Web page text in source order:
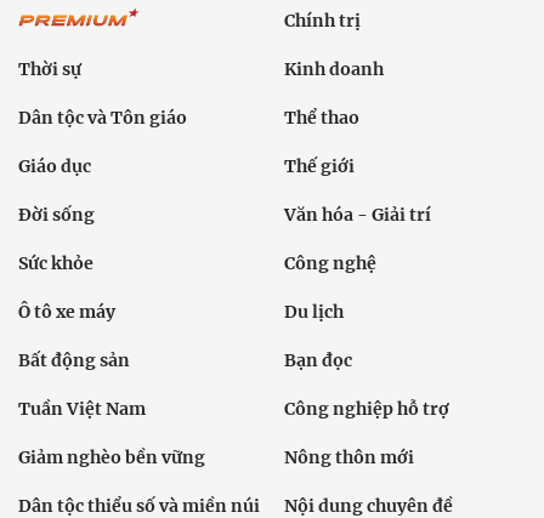
Chính trị
Thời sự Kinh doanh
Dân tộc và Tôn giáo Thể thao
Giáo dục Thế giới
Đời sống Văn hóa - Giải trí
Sức khỏe Công nghệ
Ô tô xe máy Du lịch
Bất động sản Bạn đọc
Tuần Việt Nam Công nghiệp hỗ trợ
Giảm nghèo bền vững Nông thôn mới
Dân tộc thiểu số và miền núi Nội dung chuyên đề